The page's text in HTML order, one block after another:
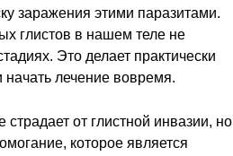
заражения этими паразитами.
глистов в нашем теле не
Это делает практически
лечение вовремя.
от глистной инвазии, но
которое является